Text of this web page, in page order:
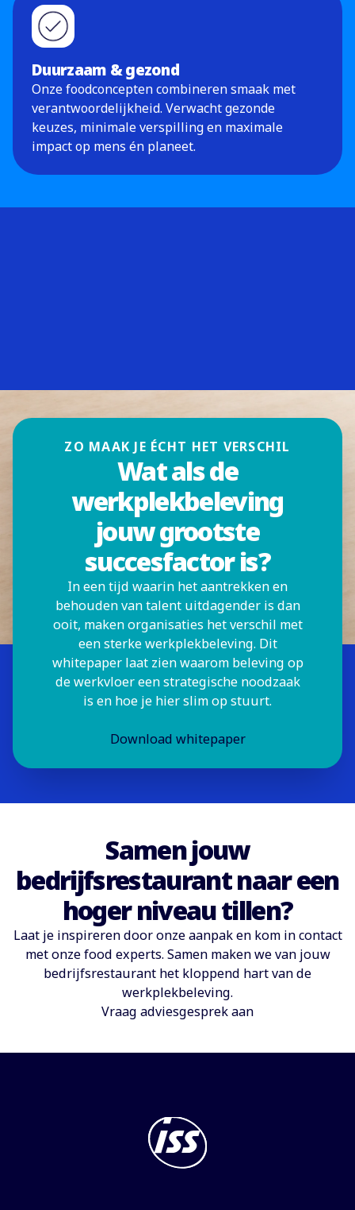
Duurzaam & gezond
Onze foodconcepten combineren smaak met
verantwoordelijkheid. Verwacht gezonde
keuzes, minimale verspilling en maximale
impact op mens én planeet.
ZO MAAK JE ÉCHT HET VERSCHIL
Wat als de
werkplekbeleving
jouw grootste
succesfactor is?
In een tijd waarin het aantrekken en
behouden van talent uitdagender is dan
ooit, maken organisaties het verschil met
een sterke werkplekbeleving. Dit
whitepaper laat zien waarom beleving op
de werkvloer een strategische noodzaak
is en hoe je hier slim op stuurt.
Download whitepaper
Samen jouw
bedrijfsrestaurant naar een
hoger niveau tillen?
Laat je inspireren door onze aanpak en kom in contact
met onze food experts. Samen maken we van jouw
bedrijfsrestaurant het kloppend hart van de
werkplekbeleving.
Vraag adviesgesprek aan